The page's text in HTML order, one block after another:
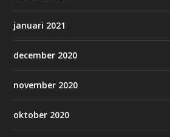
januari 2021
december 2020
november 2020
oktober 2020